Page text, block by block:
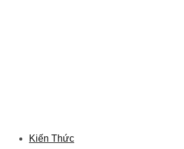
Kiến Thức